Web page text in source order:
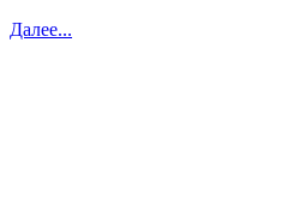
Далее...